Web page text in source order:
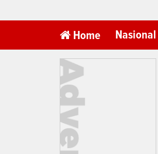
Home Nasional